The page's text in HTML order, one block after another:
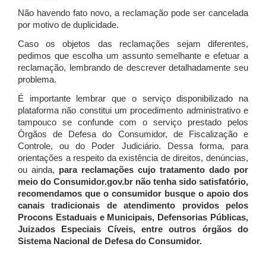
Não havendo fato novo, a reclamação pode ser cancelada
por motivo de duplicidade.
Caso os objetos das reclamações sejam diferentes,
pedimos que escolha um assunto semelhante e efetuar a
reclamação, lembrando de descrever detalhadamente seu
problema.
É importante lembrar que o serviço disponibilizado na
plataforma não constitui um procedimento administrativo e
tampouco se confunde com o serviço prestado pelos
Órgãos de Defesa do Consumidor, de Fiscalização e
Controle, ou do Poder Judiciário. Dessa forma, para
orientações a respeito da existência de direitos, denúncias,
ou ainda, para reclamações cujo tratamento dado por
meio do Consumidor.gov.br não tenha sido satisfatório,
recomendamos que o consumidor busque o apoio dos
canais tradicionais de atendimento providos pelos
Procons Estaduais e Municipais, Defensorias Públicas,
Juizados Especiais Cíveis, entre outros órgãos do
Sistema Nacional de Defesa do Consumidor.